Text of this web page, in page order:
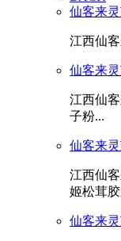
仙客来
江西仙
仙客来
江西仙
子粉...
仙客来
江西仙
姬松茸
仙客来